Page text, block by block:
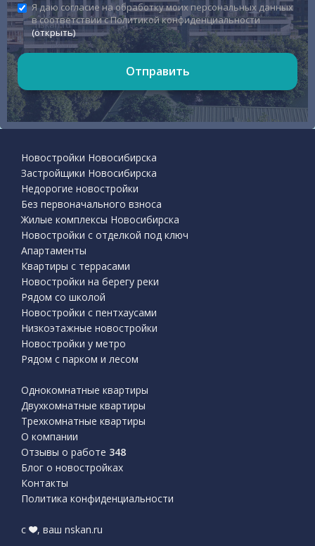
Я даю согласие на обработку моих персональных данных
в соответствии с Политикой конфиденциальности
(открыть)
Отправить
Новостройки Новосибирска
Застройщики Новосибирска
Недорогие новостройки
Без первоначального взноса
Жилые комплексы Новосибирска
Новостройки с отделкой под ключ
Апартаменты
Квартиры с террасами
Новостройки на берегу реки
Рядом со школой
Новостройки с пентхаусами
Низкоэтажные новостройки
Новостройки у метро
Рядом с парком и лесом
Однокомнатные квартиры
Двухкомнатные квартиры
Трехкомнатные квартиры
О компании
Отзывы о работе 348
Блог о новостройках
Контакты
Политика конфиденциальности
с , ваш nskan.ru